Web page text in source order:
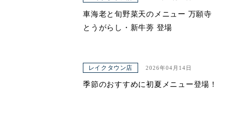
車海老と旬野菜天のメニュー 万願寺
とうがらし・新牛蒡 登場
レイクタウン店 2026年04月14日
季節のおすすめに初夏メニュー登場！